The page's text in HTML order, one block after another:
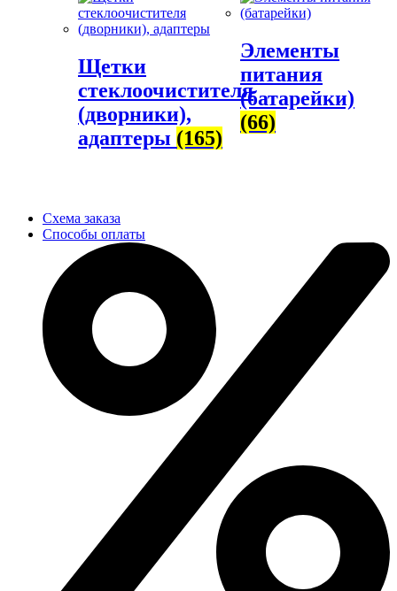
Щетки
стеклоочистителя
(дворники),
адаптеры (165)
Элементы
питания
(батарейки)
(66)
Схема заказа
Способы оплаты